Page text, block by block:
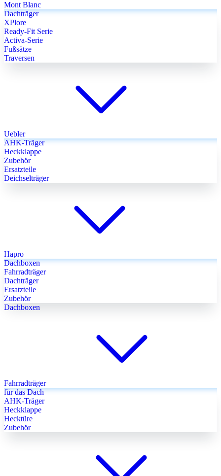
Mont Blanc
Dachträger
XPlore
Ready-Fit Serie
Activa-Serie
Fußsätze
Traversen
Uebler
AHK-Träger
Heckklappe
Zubehör
Ersatzteile
Deichselträger
Hapro
Dachboxen
Fahrradträger
Dachträger
Ersatzteile
Zubehör
Dachboxen
Fahrradträger
für das Dach
AHK-Träger
Heckklappe
Hecktüre
Zubehör